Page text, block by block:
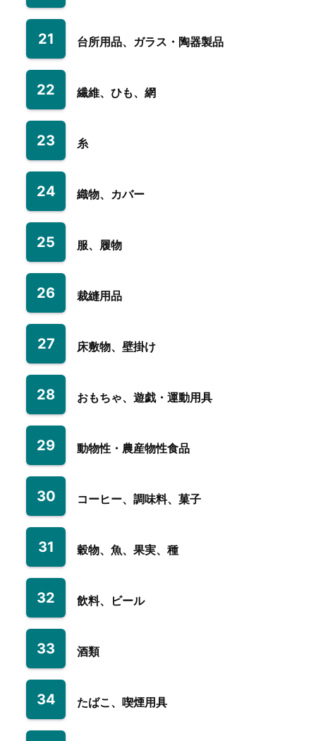
21 台所用品、ガラス・陶器製品
22 繊維、ひも、網
23 糸
24 織物、カバー
25 服、履物
26 裁縫用品
27 床敷物、壁掛け
28 おもちゃ、遊戯・運動用具
29 動物性・農産物性食品
30 コーヒー、調味料、菓子
31 穀物、魚、果実、種
32 飲料、ビール
33 酒類
34 たばこ、喫煙用具